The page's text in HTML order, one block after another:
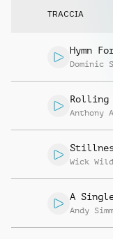
TRACCIA
Hymn
Dominic
Rolling
Anthony
Wick Wild
A
Andy